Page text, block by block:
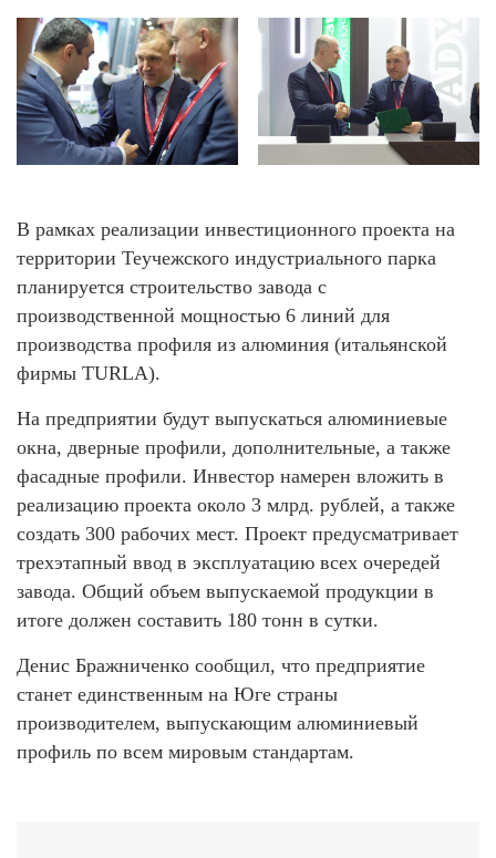
В рамках реализации инвестиционного проекта на
территории Теучежского индустриального парка
планируется строительство завода с
производственной мощностью 6 линий для
производства профиля из алюминия (итальянской
фирмы TURLA).
На предприятии будут выпускаться алюминиевые
окна, дверные профили, дополнительные, а также
фасадные профили. Инвестор намерен вложить в
реализацию проекта около 3 млрд. рублей, а также
создать 300 рабочих мест. Проект предусматривает
трехэтапный ввод в эксплуатацию всех очередей
завода. Общий объем выпускаемой продукции в
итоге должен составить 180 тонн в сутки.
Денис Бражниченко сообщил, что предприятие
станет единственным на Юге страны
производителем, выпускающим алюминиевый
профиль по всем мировым стандартам.